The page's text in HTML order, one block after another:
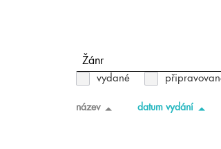
Žánr
vydané
název datum vydání